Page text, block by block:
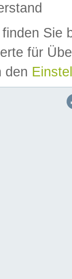
Sie
für
den